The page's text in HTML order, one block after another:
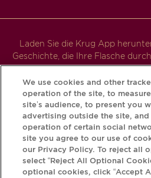
Laden Sie die Krug App
Geschichte, die Ihre Flasche
hat.
We use cookies and other
operation of the site, to
site’s audience, to present you
advertising outside the site,
operation of certain social
site you agree to our use of
our Privacy Policy. To reject all
select “Reject All Optional
optional cookies, click “Accept